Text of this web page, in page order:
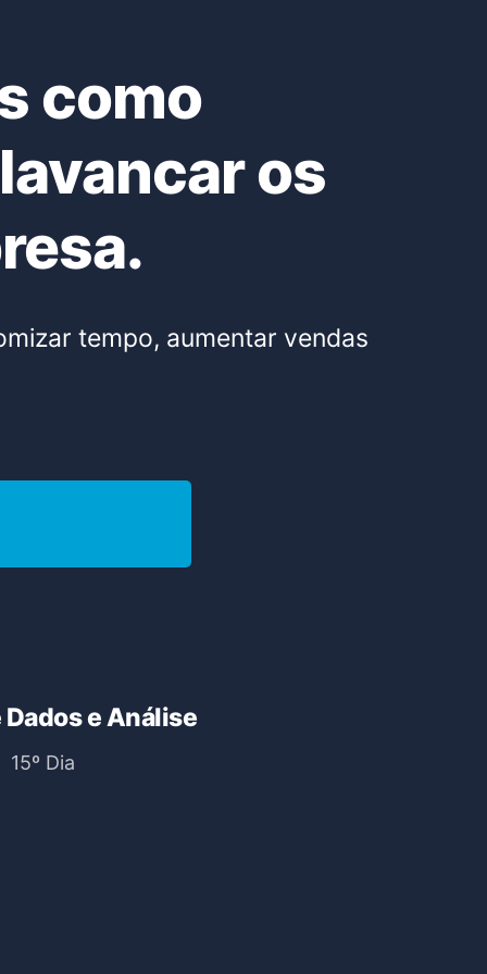
como
os
tempo, aumentar vendas
e Análise
15º Dia